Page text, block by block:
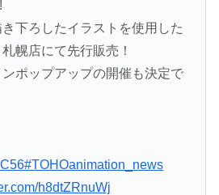
下ろしたイラストを使用した
幌店にて先行販売！
ポップアップの開催も決定で
#TOHOanimation_news
h8dtZRnuWj